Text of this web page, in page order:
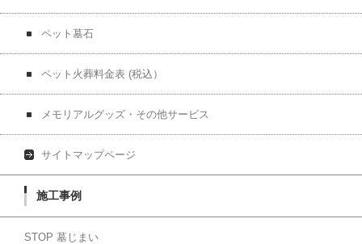
ペット墓石
ペット火葬料金表 (税込）
メモリアルグッズ・その他サービス
サイトマップページ
施工事例
STOP 墓じまい